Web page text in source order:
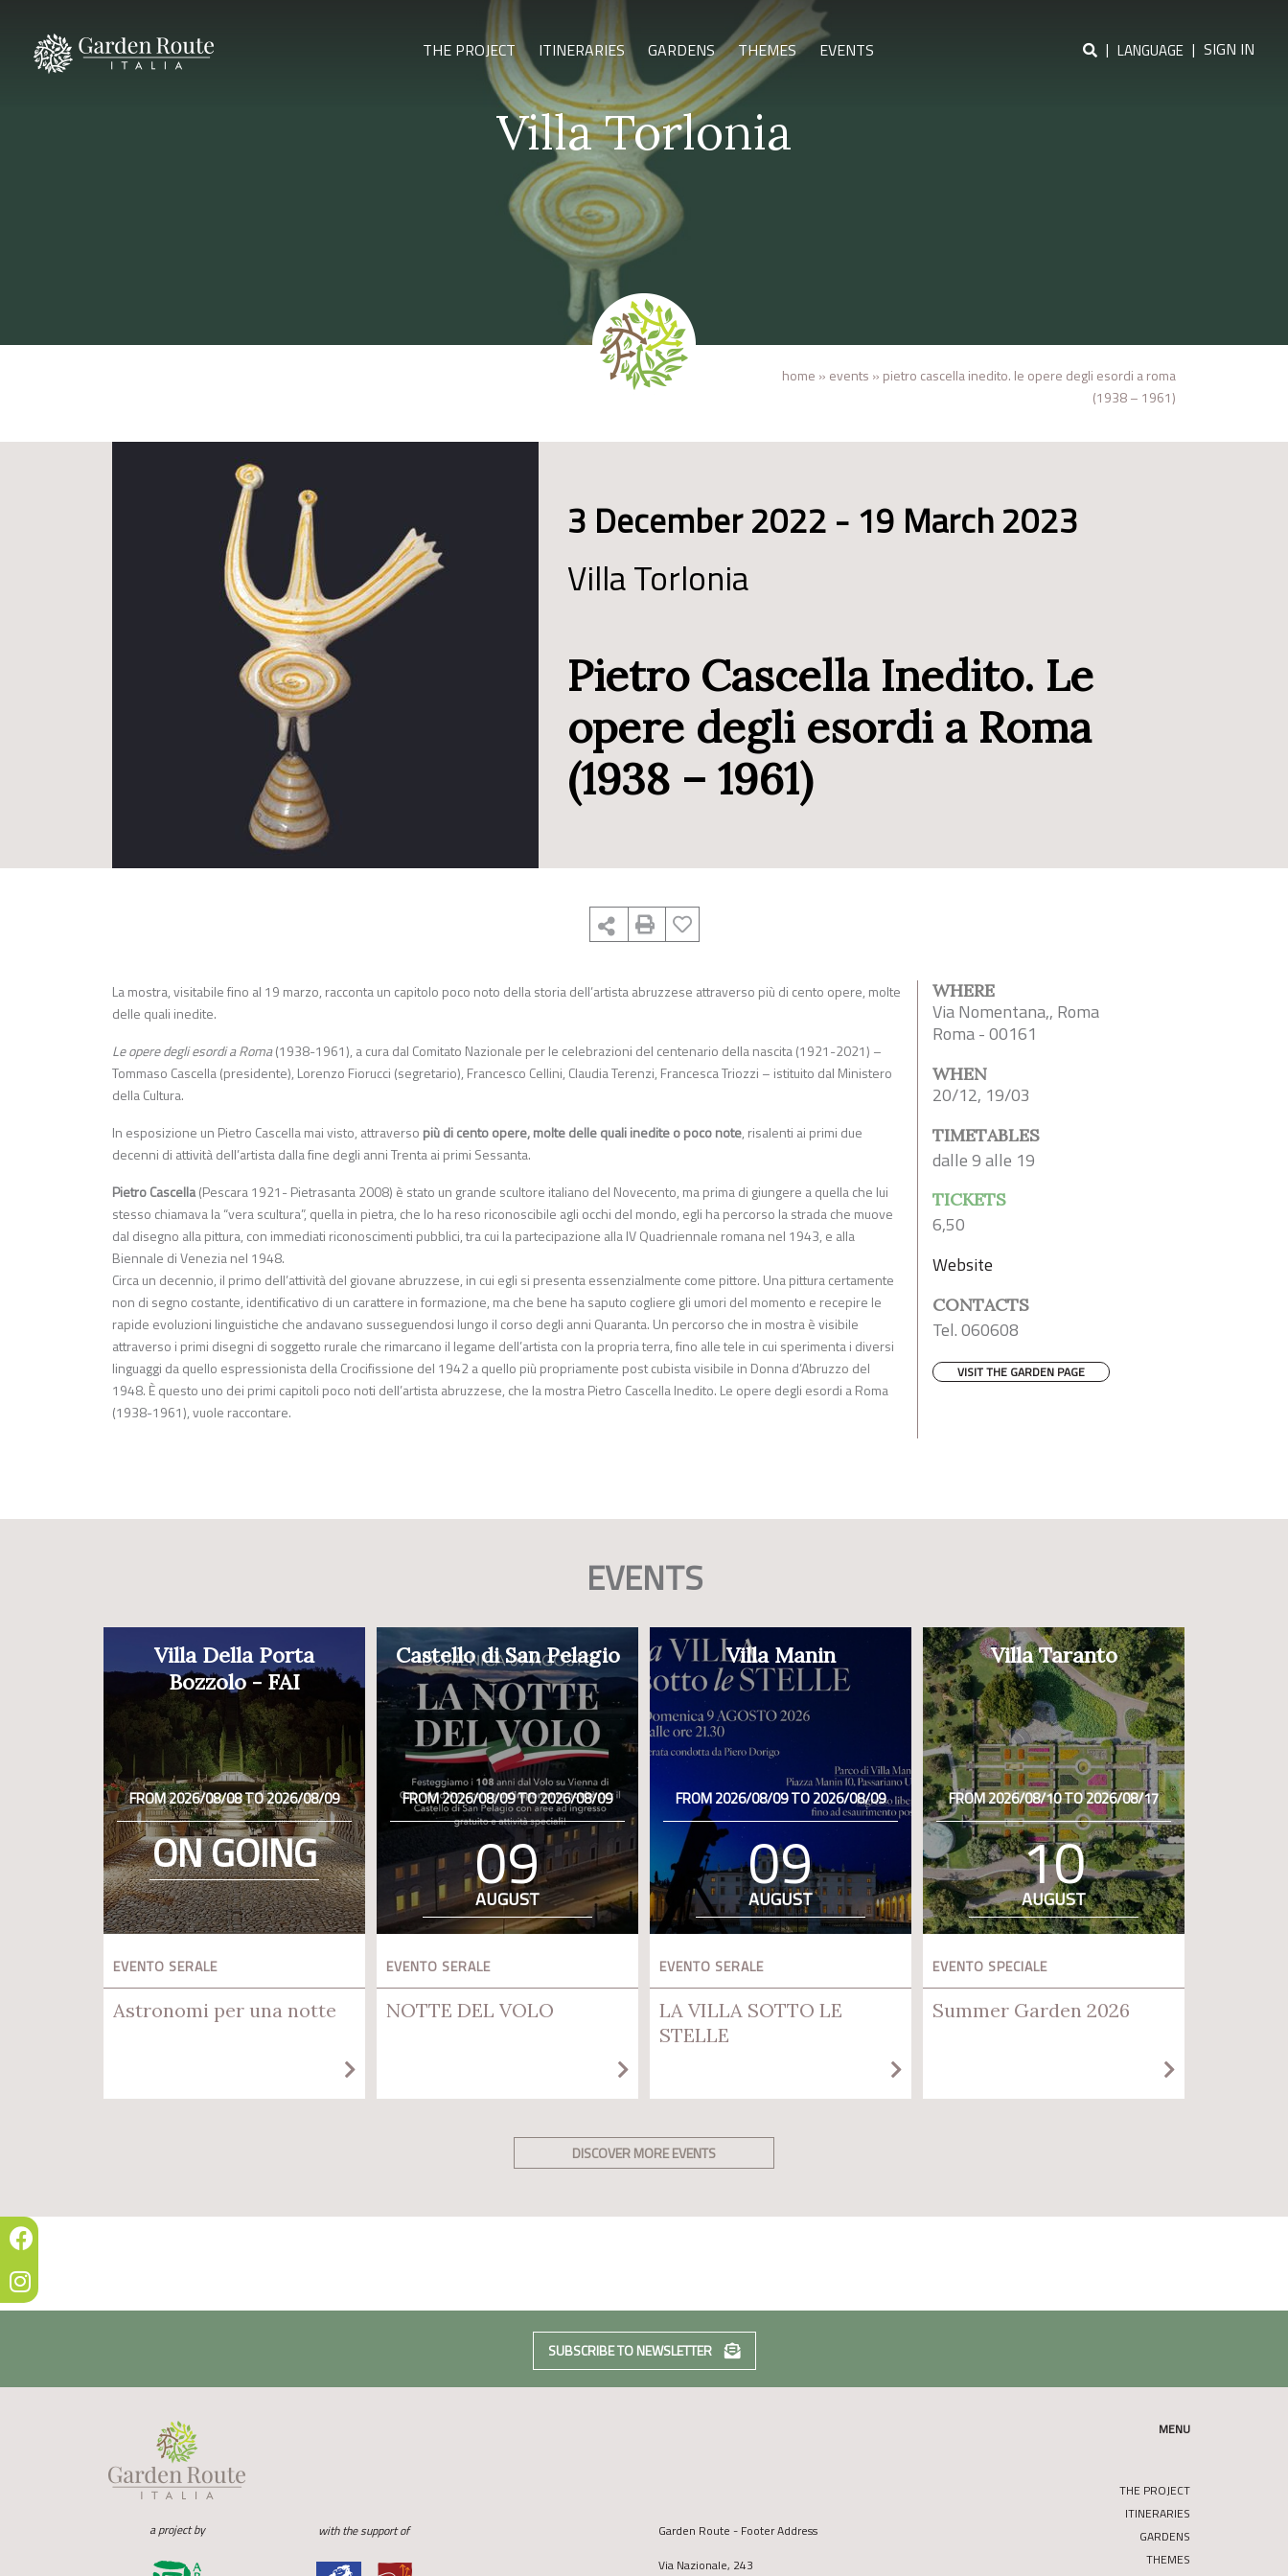
THE PROJECT ITINERARIES GARDENS THEMES EVENTS | LANGUAGE | SIGN IN
Villa Torlonia
home » events » pietro cascella inedito. le opere degli esordi a roma
(1938 – 1961)
3 December 2022 - 19 March 2023
Villa Torlonia
Pietro Cascella Inedito. Le
opere degli esordi a Roma
(1938 – 1961)
La mostra, visitabile fino al 19 marzo, racconta un capitolo poco noto della storia dell’artista abruzzese attraverso più di cento opere, molte
delle quali inedite.
Le opere degli esordi a Roma(1938-1961), a cura dal Comitato Nazionale per le celebrazioni del centenario della nascita (1921-2021) –
Tommaso Cascella (presidente), Lorenzo Fiorucci (segretario), Francesco Cellini, Claudia Terenzi, Francesca Triozzi – istituito dal Ministero
della Cultura.
In esposizione un Pietro Cascella mai visto, attraverso più di cento opere, molte delle quali inedite o poco note, risalenti ai primi due
decenni di attività dell’artista dalla fine degli anni Trenta ai primi Sessanta.
Pietro Cascella(Pescara 1921- Pietrasanta 2008) è stato un grande scultore italiano del Novecento, ma prima di giungere a quella che lui
stesso chiamava la “vera scultura”, quella in pietra, che lo ha reso riconoscibile agli occhi del mondo, egli ha percorso la strada che muove
dal disegno alla pittura, con immediati riconoscimenti pubblici, tra cui la partecipazione alla IV Quadriennale romana nel 1943, e alla
Biennale di Venezia nel 1948.
Circa un decennio, il primo dell’attività del giovane abruzzese, in cui egli si presenta essenzialmente come pittore. Una pittura certamente
non di segno costante, identificativo di un carattere in formazione, ma che bene ha saputo cogliere gli umori del momento e recepire le
rapide evoluzioni linguistiche che andavano susseguendosi lungo il corso degli anni Quaranta. Un percorso che in mostra è visibile
attraverso i primi disegni di soggetto rurale che rimarcano il legame dell’artista con la propria terra, fino alle tele in cui sperimenta i diversi
linguaggi da quello espressionista della Crocifissione del 1942 a quello più propriamente post cubista visibile in Donna d’Abruzzo del
1948. È questo uno dei primi capitoli poco noti dell’artista abruzzese, che la mostra Pietro Cascella Inedito. Le opere degli esordi a Roma
(1938-1961), vuole raccontare.
WHERE
Via Nomentana,, Roma
Roma - 00161
WHEN
20/12, 19/03
TIMETABLES
dalle 9 alle 19
TICKETS
6,50
Website
CONTACTS
Tel. 060608
VISIT THE GARDEN PAGE
EVENTS
Villa Della Porta
Bozzolo - FAI
FROM 2026/08/08 TO 2026/08/09
ON GOING
EVENTO SERALE
Astronomi per una notte
Castello di San Pelagio
FROM 2026/08/09 TO 2026/08/09
09
AUGUST
EVENTO SERALE
NOTTE DEL VOLO
Villa Manin
FROM 2026/08/09 TO 2026/08/09
09
AUGUST
EVENTO SERALE
LA VILLA SOTTO LE
STELLE
Villa Taranto
FROM 2026/08/10 TO 2026/08/17
10
AUGUST
EVENTO SPECIALE
Summer Garden 2026
DISCOVER MORE EVENTS
SUBSCRIBE TO NEWSLETTER
a project by with the support of
Garden Route - Footer Address
Via Nazionale, 243
MENU
THE PROJECT
ITINERARIES
GARDENS
THEMES